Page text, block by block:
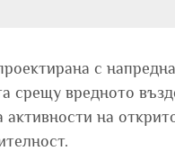
с
срещу вредното
на